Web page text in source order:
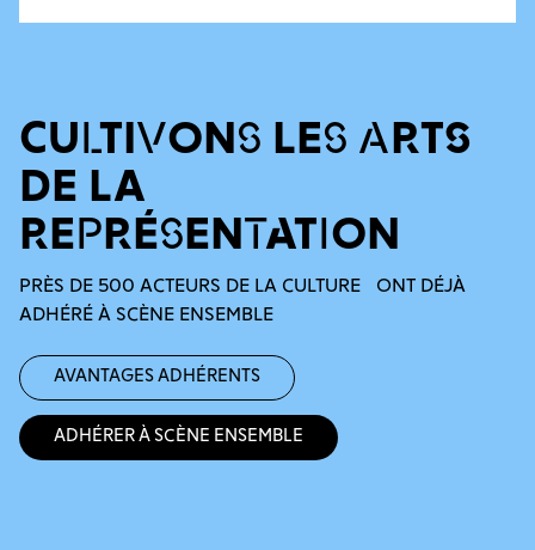
CULTIVONS LES ARTS
DE LA
REPRÉSENTATION
PRÈS DE 500 ACTEURS DE LA CULTURE ONT DÉJÀ
ADHÉRÉ À SCÈNE ENSEMBLE
Avantages adhérents
Adhérer à Scène Ensemble